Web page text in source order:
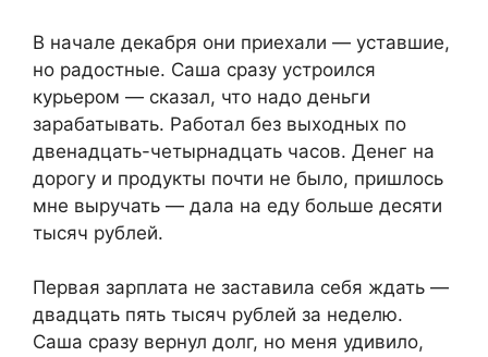
В начале декабря они приехали — уставшие,
но радостные. Саша сразу устроился
курьером — сказал, что надо деньги
зарабатывать. Работал без выходных по
двенадцать-четырнадцать часов. Денег на
дорогу и продукты почти не было, пришлось
мне выручать — дала на еду больше десяти
тысяч рублей.
Первая зарплата не заставила себя ждать —
двадцать пять тысяч рублей за неделю.
Саша сразу вернул долг, но меня удивило,